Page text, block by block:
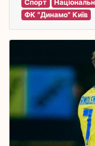
Спорт
ФК "Динамо" Київ